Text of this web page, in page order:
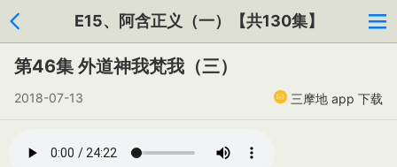
E15、阿含正义（一）【共130集】
第46集 外道神我梵我（三）
2018-07-13 三摩地 app 下载